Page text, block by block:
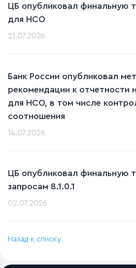
ЦБ опубликовал финальную
для НСО
21.07.2026
Банк России опубликовал
рекомендации к отчетности
для НСО, в том числе
соотношения
14.07.2026
ЦБ опубликовал финальную
запросам 8.1.0.1
02.07.2026
Назад к списку